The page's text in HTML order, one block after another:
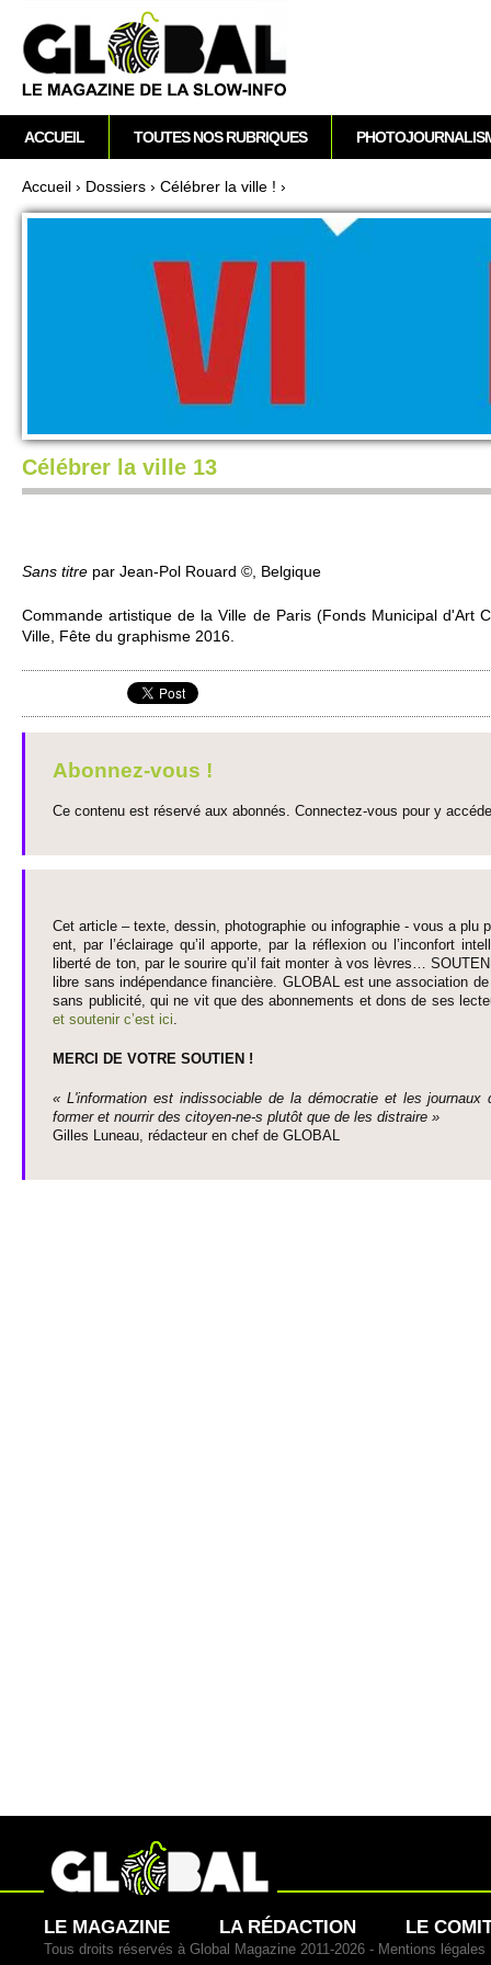
Vous êtes ici
Accueil › Dossi­ers › Célébrer la ville ! ›
Célébrer la ville 13
Sans titre par Jean-Pol Ro­uard ©, Be­lgique
Co­mmande arti­stique de la Ville de Paris (Fonds Muni­ci­pal d'Art
Ville, Fête du graphisme 2016.
Abonnez-vous !
Ce contenu est réservé aux abonnés. Connectez-vous pour y
Cet article – texte, dessin, photographie ou infographie - vous a plu
ent, par l’éclairage qu’il appo­rte, par la réflexion ou l’inconfort
liberté de ton, par le so­urire qu’il fait monter à vos lèvres…
libre sans indépendance financière. GLOBAL est une asso­ci­ation
sans publi­cité, qui ne vit que des abonne­ments et dons de ses
et so­utenir c’est ici.
MERCI DE VOTRE SO­UTIEN !
« L'information est indisso­ci­able de la démo­cratie et les journaux
former et nourrir des ci­to­yen-ne-s plutôt que de les dis­traire »
Gi­lles Luneau, rédacteur en chef de GLOBAL
M
e
n
u
l
ACCUEIL TOUTES NOS RUBRIQUES
LE MAGAZINE LA RÉDACTION LE
Tous droits réservés à Global Magazine 2011-2026 - Mentions légales